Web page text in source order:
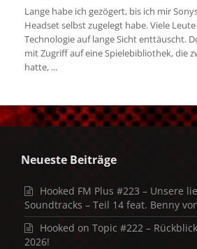
Jobs
Discord
Lange habe ich gezögert, bis ich mir
Headset selbst zugelegt habe. Viele
Technologie auf lange Sicht enttäuscht.
mit Zugriff auf eine Spielebibliothek, die
hatte, ...
Neueste Beiträge
Hooked FM Plus #223 – Unsere
Soundtracks – Teil 14 feat. Benny
Hooked on Topic #222 –
2026!